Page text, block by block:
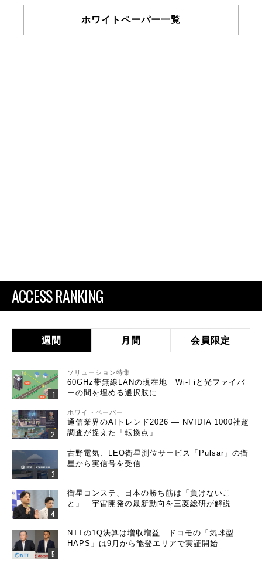
ホワイトペーパー一覧
ACCESS RANKING
週間 月間 会員限定
ソリューション特集
60GHz帯無線LANの現在地 Wi-Fiと光ファイバ
ーの間を埋める選択肢に
ホワイトペーパー
通信業界のAIトレンド2026 ― NVIDIA 1000社超
調査が捉えた「転換点」
古野電気、LEO衛星測位サービス「Pulsar」の衛
星から実信号を受信
衛星コンステ、日本の勝ち筋は「負けないこ
と」 宇宙開発の最新動向を三菱総研が解説
NTTの1Q決算は増収増益 ドコモの「気球型
HAPS」は9月から能登エリアで実証開始